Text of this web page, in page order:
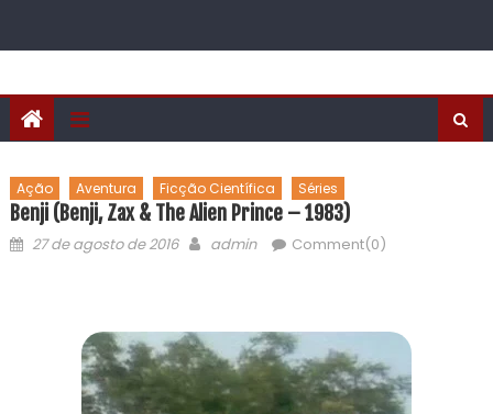
Ação Aventura Ficção Científica Séries
Benji (Benji, Zax & The Alien Prince – 1983)
27 de agosto de 2016 admin Comment(0)